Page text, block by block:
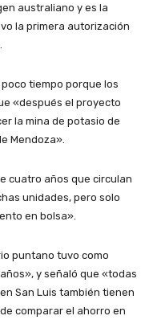
australiano y es la
la primera autorización
tiempo porque los
«después el proyecto
la mina de potasio de
Mendoza».
cuatro años que circulan
unidades, pero solo
en bolsa».
puntano tuvo como
y señaló que «todas
San Luis también tienen
comparar el ahorro en